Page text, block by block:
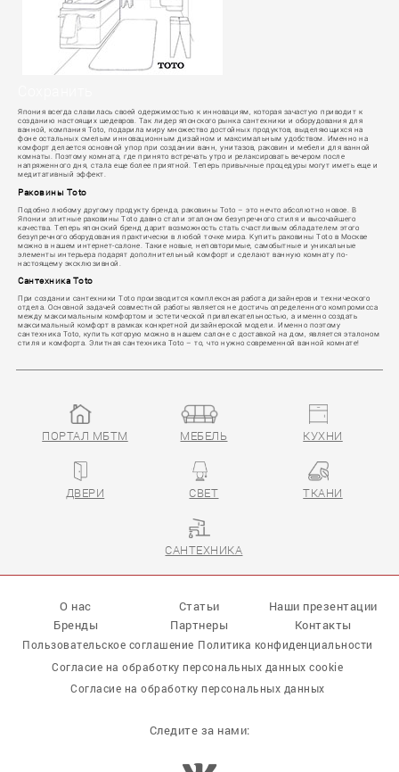
Япония всегда славилась своей одержимостью к инновациям, которая зачастую приводит к
созданию настоящих шедевров. Так лидер японского рынка сантехники и оборудования для
ванной, компания Toto, подарила миру множество достойных продуктов, выделяющихся на
фоне остальных смелым инновационным дизайном и максимальным удобством. Именно на
комфорт делается основной упор при создании ванн, унитазов, раковин и мебели для ванной
комнаты. Поэтому комната, где принято встречать утро и релаксировать вечером после
напряженного дня, стала еще более приятной. Теперь привычные процедуры могут иметь еще и
медитативный эффект.
Раковины Toto
Подобно любому другому продукту бренда, раковины Toto – это нечто абсолютно новое. В
Японии элитные раковины Toto давно стали эталоном безупречного стиля и высочайшего
качества. Теперь японский бренд дарит возможность стать счастливым обладателем этого
безупречного оборудования практически в любой точке мира. Купить раковины Toto в Москве
можно в нашем интернет-салоне. Такие новые, неповторимые, самобытные и уникальные
элементы интерьера подарят дополнительный комфорт и сделают ванную комнату по-
настоящему эксклюзивной.
Сантехника Toto
При создании сантехники Toto производится комплексная работа дизайнеров и технического
отдела. Основной задачей совместной работы является не достичь определенного компромисса
между максимальным комфортом и эстетической привлекательностью, а именно создать
максимальный комфорт в рамках конкретной дизайнерской модели. Именно поэтому
сантехника Toto, купить которую можно в нашем салоне с доставкой на дом, является эталоном
стиля и комфорта. Элитная сантехника Toto – то, что нужно современной ванной комнате!
ПОРТАЛ МБТМ МЕБЕЛЬ КУХНИ
ДВЕРИ СВЕТ ТКАНИ
САНТЕХНИКА
О нас Статьи
Наши презентации
Бренды
Партнеры Контакты
Пользовательское соглашение Политика конфиденциальности
Согласие на обработку персональных данных cookie
Согласие на обработку персональных данных
Следите за нами: